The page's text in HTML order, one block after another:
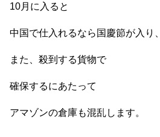
10月に入ると
中国で仕入れるなら国慶節が入り、
また、殺到する貨物で
確保するにあたって
アマゾンの倉庫も混乱します。